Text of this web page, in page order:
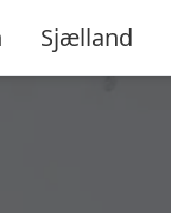
Sjælland